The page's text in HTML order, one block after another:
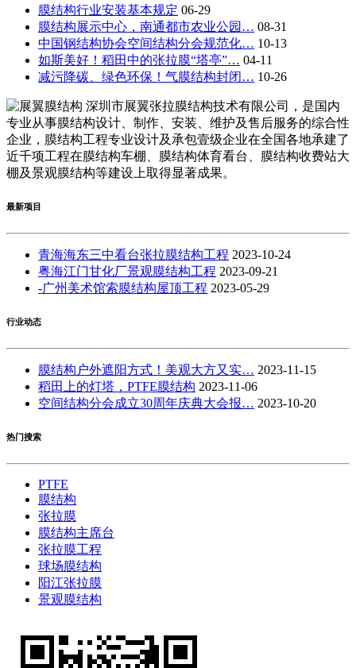
膜结构行业安装基本规定 06-29
膜结构展示中心，南通都市农业公园… 08-31
中国钢结构协会空间结构分会规范化… 10-13
如斯美好！稻田中的张拉膜“塔亭”… 04-11
减污降碳、绿色环保！气膜结构封闭… 10-26
深圳市展翼张拉膜结构技术有限公司，是国内
专业从事膜结构设计、制作、安装、维护及售后服务的综合性
企业，膜结构工程专业设计及承包壹级企业在全国各地承建了
近千项工程在膜结构车棚、膜结构体育看台、膜结构收费站大
棚及景观膜结构等建设上取得显著成果。
最新项目
青海海东三中看台张拉膜结构工程 2023-10-24
粤海江门甘化厂景观膜结构工程 2023-09-21
-广州美术馆索膜结构屋顶工程 2023-05-29
行业动态
膜结构户外遮阳方式！美观大方又实… 2023-11-15
稻田上的灯塔，PTFE膜结构 2023-11-06
空间结构分会成立30周年庆典大会报… 2023-10-20
热门搜索
PTFE
膜结构
张拉膜
膜结构主席台
张拉膜工程
球场膜结构
阳江张拉膜
景观膜结构